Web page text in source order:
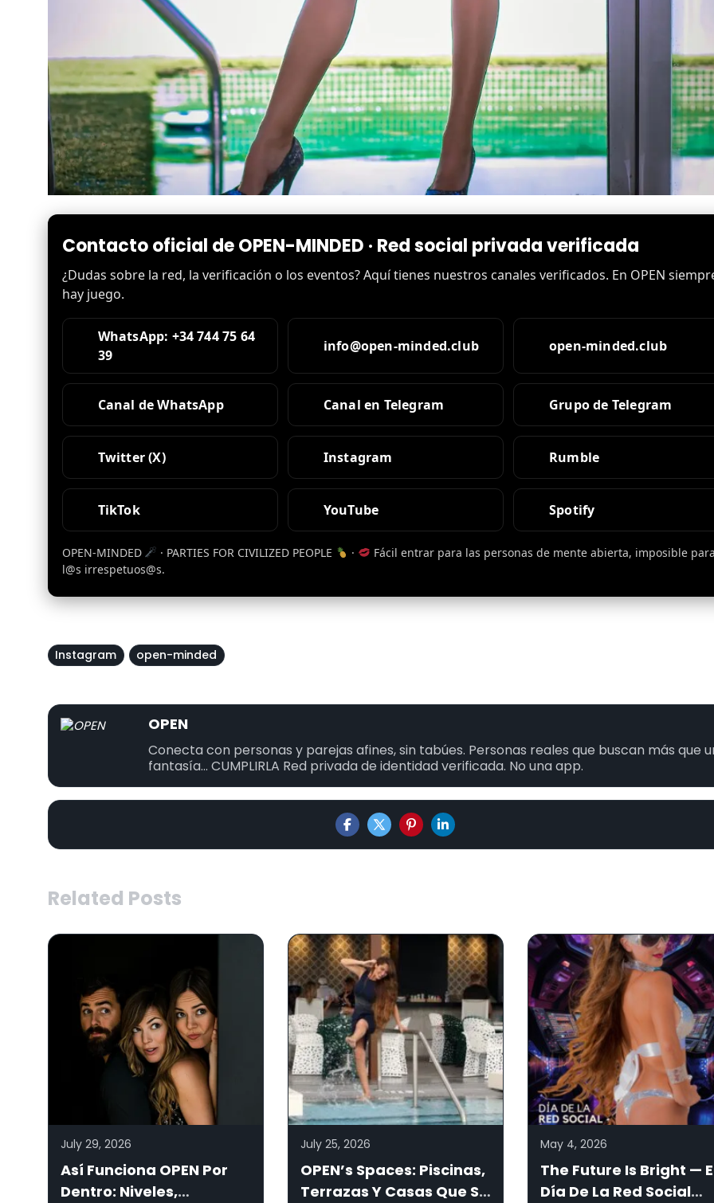
Contacto oficial de OPEN-MINDED · Red social privada verificada
¿Dudas sobre la red, la verificación o los eventos? Aquí tienes nuestros canales verificados. En OPEN
hay juego.
WhatsApp: +34 744 75 64
39
info@open-minded.club open-minded.club
Canal de WhatsApp Canal en Telegram Grupo de Telegram
Twitter (X) Instagram Rumble
TikTok YouTube Spotify
OPEN-MINDED · PARTIES FOR CIVILIZED PEOPLE ·
Fácil entrar para las personas de mente abierta, imposible
l@s irrespetuos@s.
Instagram open-minded
OPEN
Conecta con personas y parejas afines, sin tabúes. Personas reales que buscan más que
fantasía... CUMPLIRLA Red privada de identidad verificada. No una app.
Related Posts
July 29, 2026
Así Funciona OPEN Por
Dentro: Niveles,
July 25, 2026
OPEN’s Spaces: Piscinas,
Terrazas Y Casas Que Se
May 4, 2026
The Future Is Bright —
Día De La Red Social